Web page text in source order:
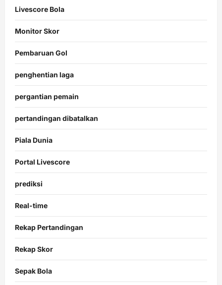
Livescore Bola
Monitor Skor
Pembaruan Gol
penghentian laga
pergantian pemain
pertandingan dibatalkan
Piala Dunia
Portal Livescore
prediksi
Real-time
Rekap Pertandingan
Rekap Skor
Sepak Bola